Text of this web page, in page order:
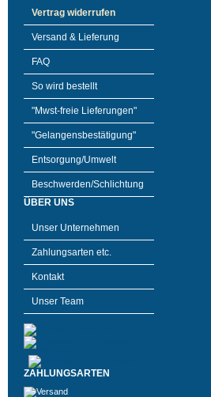
Vertrag widerrufen
Versand & Lieferung
FAQ
So wird bestellt
"Mwst-freie Lieferungen"
"Gelangensbestätigung"
Entsorgung/Umwelt
Beschwerden/Schlichtung
ÜBER UNS
Unser Unternehmen
Zahlungsarten etc.
Kontakt
Unser Team
ZAHLUNGSARTEN